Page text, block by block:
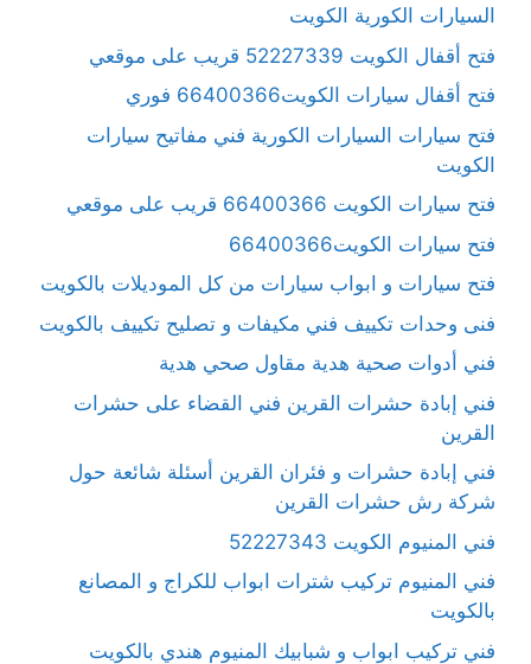
السيارات الكورية الكويت
فتح أقفال الكويت 52227339 قريب على موقعي
فتح أقفال سيارات الكويت66400366 فوري
فتح سيارات السيارات الكورية فني مفاتيح سيارات
الكويت
فتح سيارات الكويت 66400366 قريب على موقعي
فتح سيارات الكويت66400366
فتح سيارات و ابواب سيارات من كل الموديلات بالكويت
فنى وحدات تكييف فني مكيفات و تصليح تكييف بالكويت
فني أدوات صحية هدية مقاول صحي هدية
فني إبادة حشرات القرين فني القضاء على حشرات
القرين
فني إبادة حشرات و فئران القرين أسئلة شائعة حول
شركة رش حشرات القرين
فني المنيوم الكويت 52227343
فني المنيوم تركيب شترات ابواب للكراج و المصانع
بالكويت
فني تركيب ابواب و شبابيك المنيوم هندي بالكويت